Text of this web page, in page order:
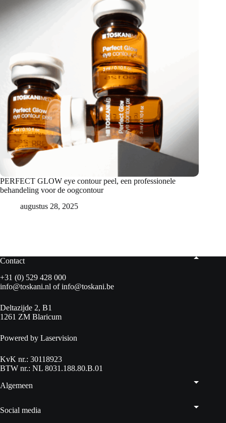
PERFECT GLOW eye contour peel, een professionele
behandeling voor de oogcontour
augustus 28, 2025
Contact
+31 (0) 529 428 000
info@toskani.nl ofinfo@toskani.be
Deltazijde 2, B1
1261 ZM Blaricum
Powered by Laservision
KvK nr.: 30118923
BTW nr.: NL 8031.188.80.B.01
Algemeen
Social media